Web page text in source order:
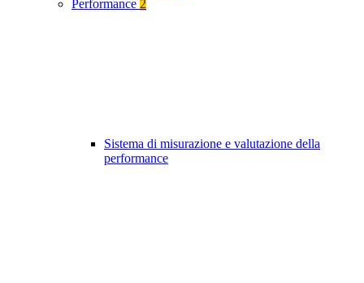
Performance 2
Sistema di misurazione e valutazione della
performance